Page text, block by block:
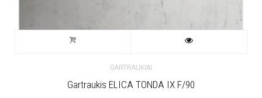
GARTRAUKIAI
Gartraukis ELICA TONDA IX F/90